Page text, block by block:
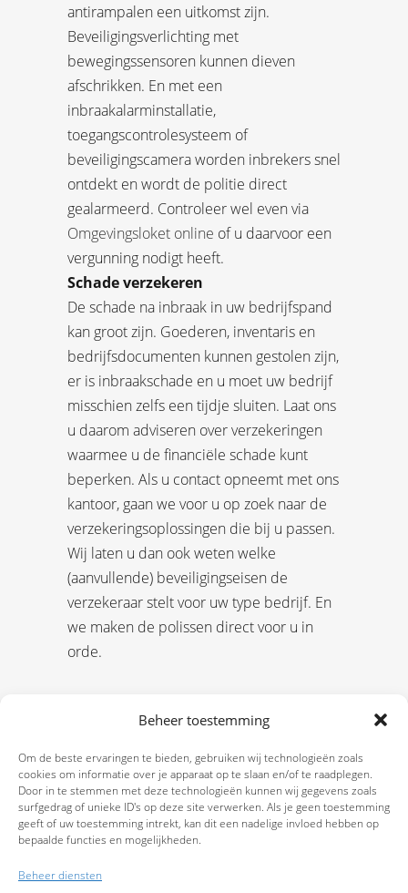
Beheer toestemming
Om de beste ervaringen te bieden, gebruiken wij technologieën zoals
cookies om informatie over je apparaat op te slaan en/of te raadplegen.
Door in te stemmen met deze technologieën kunnen wij gegevens zoals
surfgedrag of unieke ID's op deze site verwerken. Als je geen toestemming
geeft of uw toestemming intrekt, kan dit een nadelige invloed hebben op
bepaalde functies en mogelijkheden.
Beheer diensten
antirampalen een uitkomst zijn.
Beveiligingsverlichting met
bewegingssensoren kunnen dieven
afschrikken. En met een
inbraakalarminstallatie,
toegangscontrolesysteem of
beveiligingscamera worden inbrekers snel
ontdekt en wordt de politie direct
gealarmeerd. Controleer wel even via
Omgevingsloket online of u daarvoor een
vergunning nodigt heeft.
Schade verzekeren
De schade na inbraak in uw bedrijfspand
kan groot zijn. Goederen, inventaris en
bedrijfsdocumenten kunnen gestolen zijn,
er is inbraakschade en u moet uw bedrijf
misschien zelfs een tijdje sluiten. Laat ons
u daarom adviseren over verzekeringen
waarmee u de financiële schade kunt
beperken. Als u contact opneemt met ons
kantoor, gaan we voor u op zoek naar de
verzekeringsoplossingen die bij u passen.
Wij laten u dan ook weten welke
(aanvullende) beveiligingseisen de
verzekeraar stelt voor uw type bedrijf. En
we maken de polissen direct voor u in
orde.